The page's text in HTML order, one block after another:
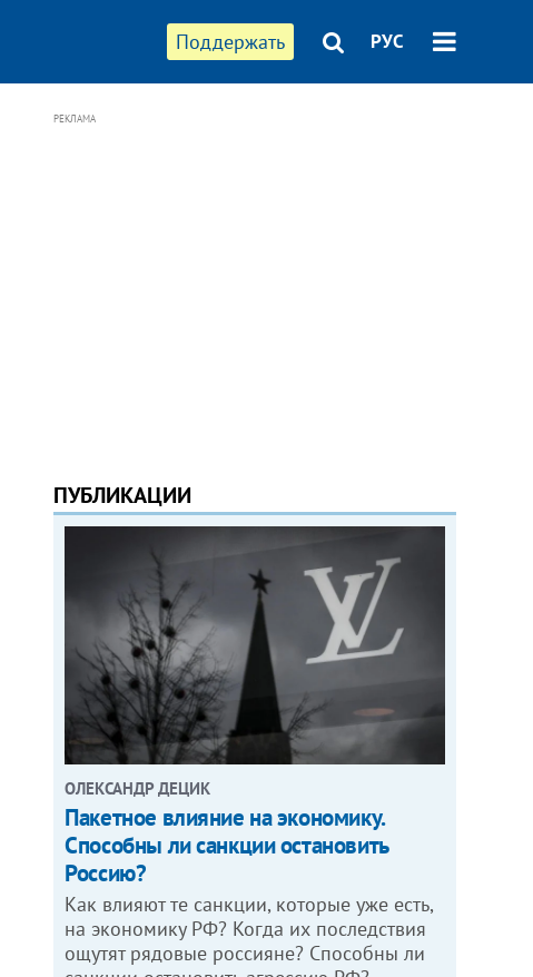
Поддержать РУС
РЕКЛАМА
ПУБЛИКАЦИИ
ОЛЕКСАНДР ДЕЦИК
Пакетное влияние на экономику.
Способны ли санкции остановить
Россию?
Как влияют те санкции, которые уже есть,
на экономику РФ? Когда их последствия
ощутят рядовые россияне? Способны ли